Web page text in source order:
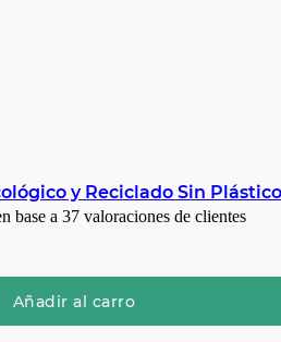
y Reciclado Sin Plástico
base a 37 valoraciones de clientes
Añadir al carro